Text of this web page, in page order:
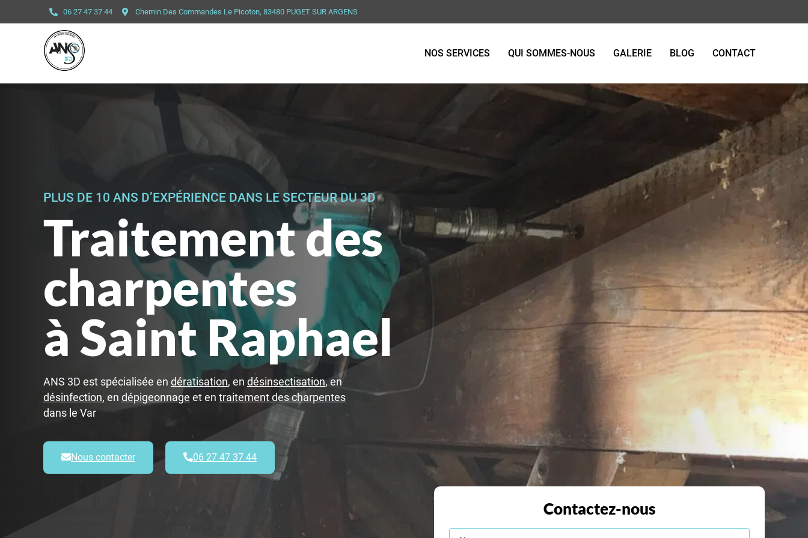
06 27 47 37 44 Chemin Des Commandes Le Picoton, 83480 PUGET SUR ARGENS
NOS SERVICES QUI SOMMES-NOUS GALERIE BLOG CONTACT
PLUS DE 10 ANS D’EXPÉRIENCE DANS LE SECTEUR DU 3D
Traitement des
charpentes
à Saint Raphael
ANS 3D est spécialisée en dératisation, en désinsectisation, en
désinfection, en dépigeonnage et en traitement des charpentes
dans le Var
Nous contacter 06 27 47 37 44
Contactez-nous